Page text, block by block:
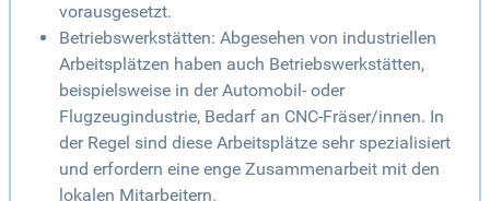
vorausgesetzt.
Betriebswerkstätten: Abgesehen von industriellen
Arbeitsplätzen haben auch Betriebswerkstätten,
beispielsweise in der Automobil- oder
Flugzeugindustrie, Bedarf an CNC-Fräser/innen. In
der Regel sind diese Arbeitsplätze sehr spezialisiert
und erfordern eine enge Zusammenarbeit mit den
lokalen Mitarbeitern.